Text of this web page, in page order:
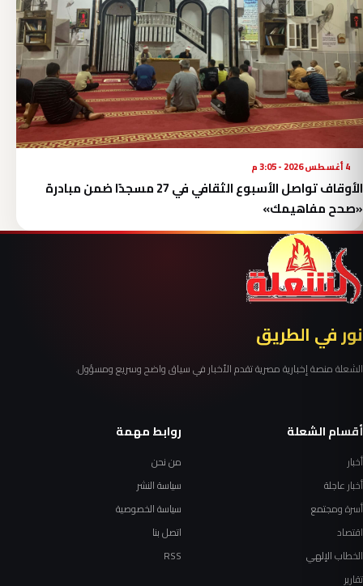
4 أغسطس 2026 - 3:05 م
الأوقاف تواصل الأسبوع الثقافي في 27 مسجدًا ضمن مبادرة
«صحح مفاهيمك»
نور في الطريق
الشعلة منصة إخبارية مصرية تقدم الأخبار في سياق واضح وسريع ومسؤول.
أقسام الشعلة
أخبار
أخبار عاجلة
أسرة ومجتمع
اقتصاد
الخطاب الإلهي
تقارير
روابط مهمة
من نحن
سياسة النشر
سياسة الخصوصية
اتصل بنا
RSS